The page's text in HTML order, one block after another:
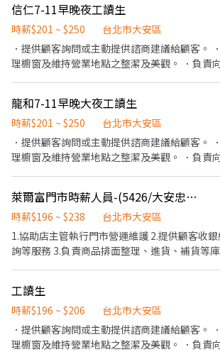
班時間依門市安排為主" 【整天】 (早8)1100-1930 (晚8)1415-2245
----------------------------------------- <智取店> 【早班
(早)0700~0830(排2-5小時) 【晚班】 (晚)1730-2330 【全班】 (全)
雙頭班 0700-1330 1730-0000 (30分鐘休息不
6-8小時 【假日】 【早班時薪】 07:00-12:00 【晚班時薪】 17:30-
23:30 【夜班】 (夜)23:30–03:30 -----------------------------------
-------------------------------------- 【福利】 1.
------------------------------------------------- 【
溫州店 台北市大安區溫州街8號1樓 大安瑞安
街146號 大安安居店 台北市大安區安居街35
程】 以上地點可以應徵，都歡迎詢問喲！ ID
的專屬顧問 Tommy偷米 與您聯繫哦* 截圖給
+電話】
門市支援 🌙🌙夜班說明🌙🌙 工作型態：為每日
跑點距離約16km內 需可配合(早班/晚班)擇一於
有機車&駕照🔔 ⸻ ✅工作時間： 🔹早班：
12:30、08:00-13:00、08:30-13:30 🔹晚班：
🔹假日早班：07:00-12:00 🔹假日晚班：17:30-
2~6小時，一個月至少6天，依實際情況而定)
日班時薪=$259 晚班另有獎金+20=時薪$279 夜
薪$299 ━━━━━━━━━━━━━ 📍 【熱門開
內湖、 中山、信義 、大同、文山、中正、南港
━━━━━━━━━━━━ 📩 【火速卡位應徵流
廠商制式履歷（1分鐘完成，快速安排送審）：
https://reurl.cc/Wbek79 🔒 【隱私防線】個資
欄位（身分證/詳細地址）錄取前皆可先不填！
https://lin.ee/OBnhVN5 私訊留下 ⌜姓名+電話
員」💥
信仁7-11早晚夜工讀生
時薪$201 ~ $250
台北市大安區
．提供顧客詢問或主動提供諮商建議給顧客。
理櫥窗及維持營業地點之整潔及美觀。 ．負責
束營業前，統計銷售情形、盤點貨品存量及撰
龍和7-11早晚大夜工讀生
時薪$201 ~ $250
台北市大安區
．提供顧客詢問或主動提供諮商建議給顧客。
理櫥窗及維持營業地點之整潔及美觀。 ．負責
束營業前，統計銷售情形、盤點貨品存量及撰
萊爾富門市時薪人員-(5426/大安忠孝東)
時薪$196 ~ $238
台北市大安區
1.協助店主管執行門市營運維護 2.提供顧客收
詢等服務 3.負責商品排面整理、進貨、補貨等
工讀生
時薪$196 ~ $206
台北市大安區
．提供顧客詢問或主動提供諮商建議給顧客。
理櫥窗及維持營業地點之整潔及美觀。 ．負責